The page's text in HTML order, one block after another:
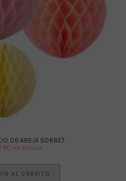
DE ABEJA SORBET
IVA Incluido
AL CARRITO